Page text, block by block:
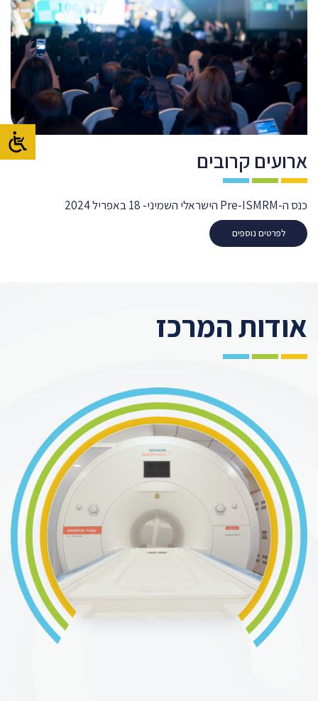
ארועים קרובים
כנס ה-Pre-ISMRM הישראלי השמיני- 18 באפריל 2024
לפרטים נוספים
אודות המרכז